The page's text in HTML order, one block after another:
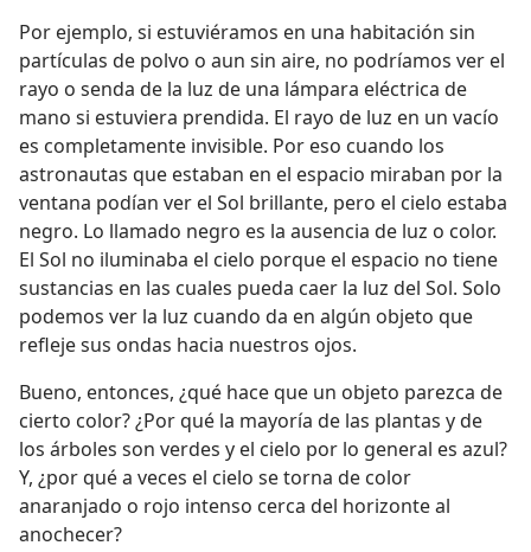
Por ejemplo, si estuviéramos en una habitación sin
partículas de polvo o aun sin aire, no podríamos ver el
rayo o senda de la luz de una lámpara eléctrica de
mano si estuviera prendida. El rayo de luz en un vacío
es completamente invisible. Por eso cuando los
astronautas que estaban en el espacio miraban por la
ventana podían ver el Sol brillante, pero el cielo estaba
negro. Lo llamado negro es la ausencia de luz o color.
El Sol no iluminaba el cielo porque el espacio no tiene
sustancias en las cuales pueda caer la luz del Sol. Solo
podemos ver la luz cuando da en algún objeto que
refleje sus ondas hacia nuestros ojos.
Bueno, entonces, ¿qué hace que un objeto parezca de
cierto color? ¿Por qué la mayoría de las plantas y de
los árboles son verdes y el cielo por lo general es azul?
Y, ¿por qué a veces el cielo se torna de color
anaranjado o rojo intenso cerca del horizonte al
anochecer?